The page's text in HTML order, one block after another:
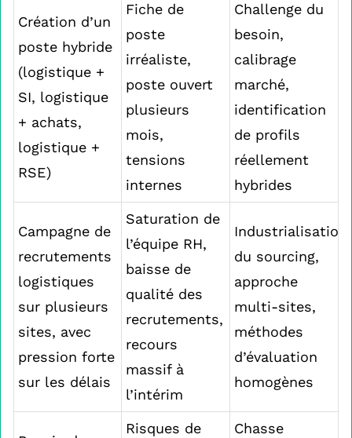
Création d’un
poste hybride
(logistique +
SI, logistique
+ achats,
logistique +
RSE)
Fiche de
poste
irréaliste,
poste ouvert
plusieurs
mois,
tensions
internes
Challenge du
besoin,
calibrage
marché,
identification
de profils
réellement
hybrides
Campagne de
recrutements
logistiques
sur plusieurs
sites, avec
pression forte
sur les délais
Saturation de
l’équipe RH,
baisse de
qualité des
recrutements,
recours
massif à
l’intérim
Industrialisation
du sourcing,
approche
multi-sites,
méthodes
d’évaluation
homogènes
Risques de Chasse